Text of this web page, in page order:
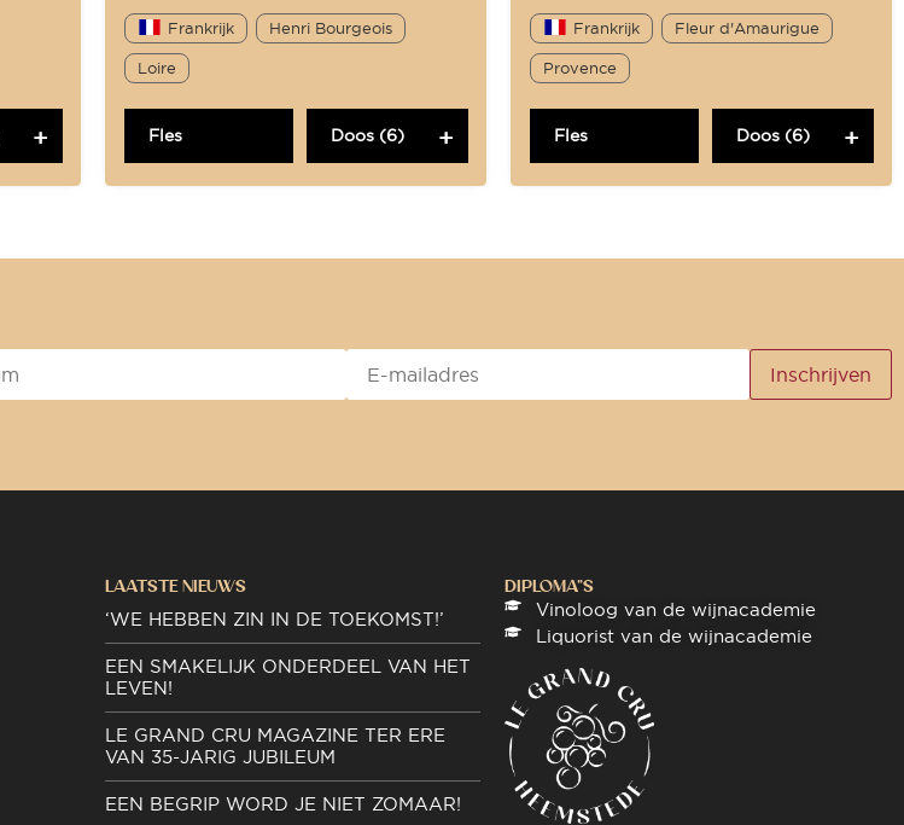
Frankrijk Henri Bourgeois
Loire
Fles Doos (6)
Frankrijk Fleur d'Amaurigue
Provence
Fles Doos (6)
LAATSTE NIEUWS
‘WE HEBBEN ZIN IN DE TOEKOMST!’
EEN SMAKELIJK ONDERDEEL VAN HET
LEVEN!
LE GRAND CRU MAGAZINE TER ERE
VAN 35-JARIG JUBILEUM
EEN BEGRIP WORD JE NIET ZOMAAR!
DIPLOMA"S
Vinoloog van de wijnacademie
Liquorist van de wijnacademie